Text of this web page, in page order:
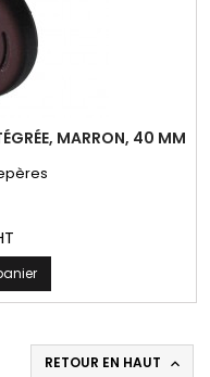
MARRON, 40 MM
RETOUR EN HAUT 